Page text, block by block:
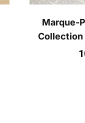
Marque-
Collection